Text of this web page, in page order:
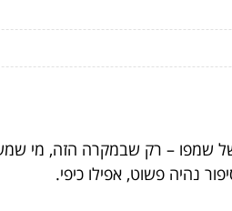
שמפו – רק שבמקרה הזה, מי
נהיה פשוט, אפילו כיפי.